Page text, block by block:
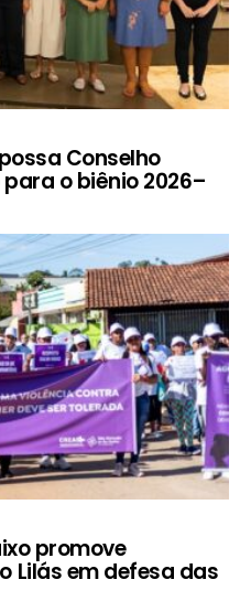
Conselho
o biênio 2026–
promove
Lilás em defesa das